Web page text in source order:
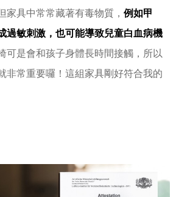
家具中常常藏著有毒物質， 例如甲
過敏刺激，也可能導致兒童白血病機
可是會和孩子身體長時間接觸，所以
非常重要囉！ 這組家具剛好符合我的